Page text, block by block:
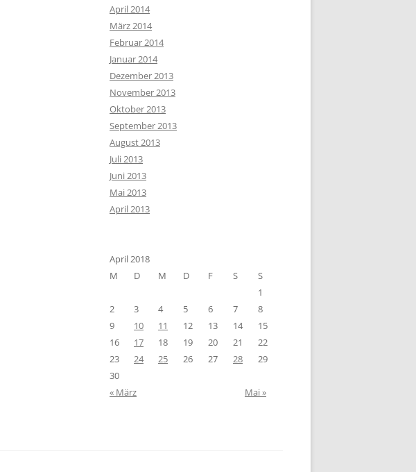
April 2014
März 2014
Februar 2014
Januar 2014
Dezember 2013
November 2013
Oktober 2013
September 2013
August 2013
Juli 2013
Juni 2013
Mai 2013
April 2013
April 2018
M
D M D F S
S
1
2
3 4 5 6 7
8
9
10 11 12 13 14
15
16
17 18 19 20 21
22
23
24 25 26 27 28
29
30
« März
Mai »